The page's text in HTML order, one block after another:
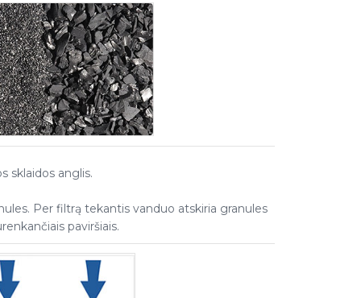
sklaidos anglis.
Per filtrą tekantis vanduo atskiria granules
paviršiais.